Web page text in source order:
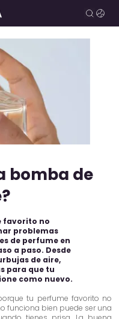
bomba de
favorito no
problemas
de perfume en
a paso. Desde
de aire,
para que tu
como nuevo.
tu perfume favorito no
funciona bien puede ser una